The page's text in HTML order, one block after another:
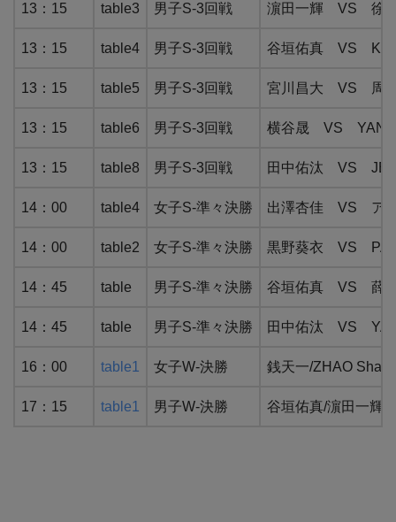
13：15 table3 男子S-3回戦 濵田一輝 VS 徐瑛
13：15 table4 男子S-3回戦 谷垣佑真 VS KOH
13：15 table5 男子S-3回戦 宮川昌大 VS 周
13：15 table6 男子S-3回戦 横谷晟 VS YANG
13：15 table8 男子S-3回戦 田中佑汰 VS
14：00 table4 女子S-準々決勝 出澤杏佳 VS アデ
14：00 table2 女子S-準々決勝 黒野葵衣 VS
14：45 table 男子S-準々決勝 谷垣佑真 VS 薛
14：45 table 男子S-準々決勝 田中佑汰 VS
16：00 table1 女子W-決勝 銭天一/ZHAO
17：15 table1 男子W-決勝 谷垣佑真/濵田一